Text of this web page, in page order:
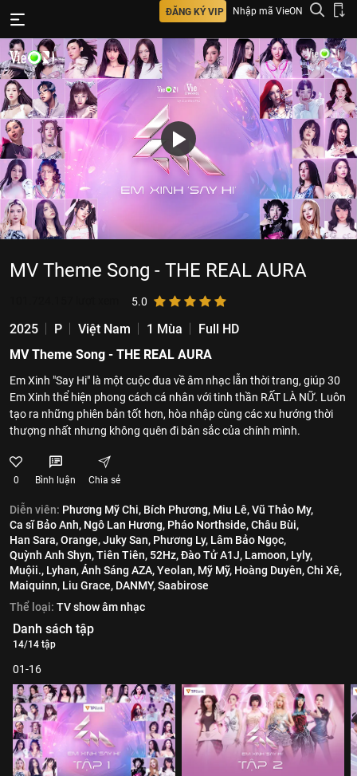
ĐĂNG KÝ VIP Nhập mã VieON
MV Theme Song - THE REAL AURA
5.0
2025 P Việt Nam 1 Mùa
Full HD
MV Theme Song - THE REAL AURA
Em Xinh "Say Hi" là một cuộc đua về âm nhạc lẫn thời trang, giúp 30
Em Xinh thể hiện phong cách cá nhân với tinh thần RẤT LÀ NỮ. Luôn
tạo ra những phiên bản tốt hơn, hòa nhập cùng các xu hướng thời
thượng nhất nhưng không quên đi bản sắc của chính mình.
0 Bình luận Chia sẻ
Diễn viên: Phương Mỹ Chi, Bích Phương, Miu Lê,Vũ Thảo My,
Ca sĩ Bảo Anh, Ngô Lan Hương, Pháo Northside,Châu Bùi,
Han Sara,Orange,Juky San, Phương Ly, Lâm Bảo Ngọc,
Quỳnh Anh Shyn,Tiên Tiên, 52Hz,Đào Tử A1J, Lamoon, Lyly,
Muộii., Lyhan,Ánh Sáng AZA,Yeolan, Mỹ Mỹ, Hoàng Duyên,Chi Xê,
Maiquinn, Liu Grace, DANMY,Saabirose
Thể loại: TV show âm nhạc
Danh sách tập
14/14 tập
01-16